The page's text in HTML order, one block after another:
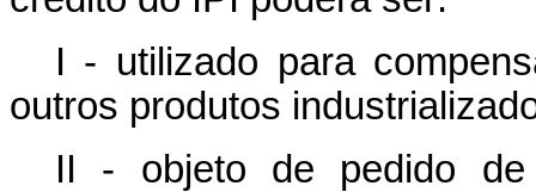
I - utilizado para
outros produtos
II - objeto de pedido de